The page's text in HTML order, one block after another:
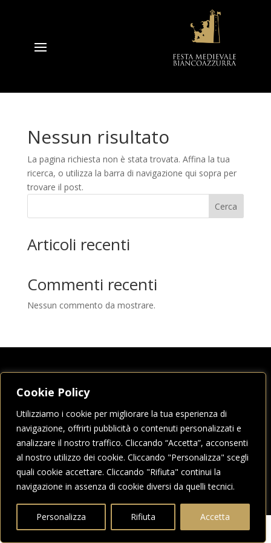
Cookie Policy
Utilizziamo i cookie per migliorare la tua esperienza di
navigazione, offrirti pubblicità o contenuti personalizzati e
analizzare il nostro traffico. Cliccando “Accetta”, acconsenti
al nostro utilizzo dei cookie. Cliccando "Personalizza" scegli
quali cookie accettare. Cliccando "Rifiuta" continui la
navigazione in assenza di cookie diversi da quelli tecnici.
Personalizza Rifiuta Accetta
Nessun risultato
La pagina richiesta non è stata trovata. Affina la tua
ricerca, o utilizza la barra di navigazione qui sopra per
trovare il post.
Cerca
Articoli recenti
Commenti recenti
Nessun commento da mostrare.
TUTTI I DIRITTI RISERVATI
Privacy Policy - Cookie Policy